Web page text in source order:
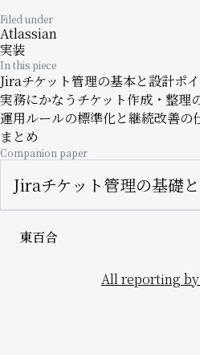
Filed under
Atlassian
実装
In this piece
Jiraチケット管理の基本と設計ポ
実務にかなうチケット作成・整理
運用ルールの標準化と継続改善の
まとめ
Companion paper
Jiraチケット管理の基礎
東百合
All reporting